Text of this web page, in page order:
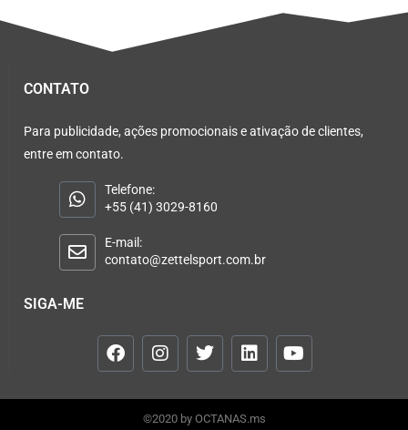
CONTATO
Para publicidade, ações promocionais e ativação de clientes,
entre em contato.
Telefone:
+55 (41) 3029-8160
E-mail:
contato@zettelsport.com.br
SIGA-ME
©2020 by OCTANAS.ms